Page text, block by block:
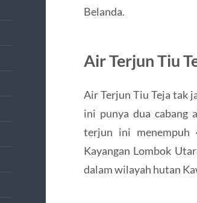
Belanda.
Air Terjun Tiu
Air Terjun Tiu Teja tak
ini punya dua cabang
terjun ini menempuh
Kayangan Lombok
dalam wilayah hutan